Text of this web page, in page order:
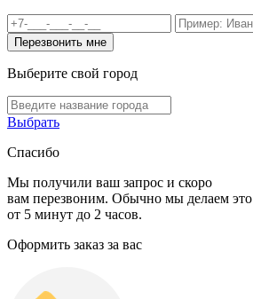
Выберите свой город
Выбрать
Спасибо
Мы получили ваш запрос и скоро
вам перезвоним. Обычно мы делаем это
от 5 минут до 2 часов.
Оформить заказ за вас